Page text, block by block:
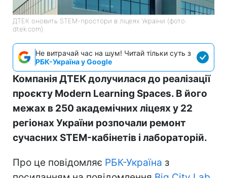
ДТЕК оновить STEM-простори в ліцеях України (фото:
dtek.com)
Не витрачай час на шум! Читай тільки суть з
РБК-Україна у Google
Компанія ДТЕК долучилася до реалізації
проєкту Modern Learning Spaces. В його
межах в 250 академічних ліцеях у 22
регіонах України розпочали ремонт
сучасних STEM-кабінетів і лабораторій.
Про це повідомляє РБК-Україна з